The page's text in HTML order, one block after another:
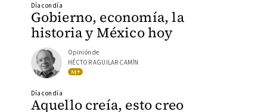
Gobierno, economía, la
historia y México hoy
Día con día
Opinión de
HÉCTOR AGUILAR CAMÍN
Aquello creía, esto creo
Día con día